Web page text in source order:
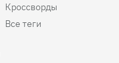
Кроссворды
Все теги